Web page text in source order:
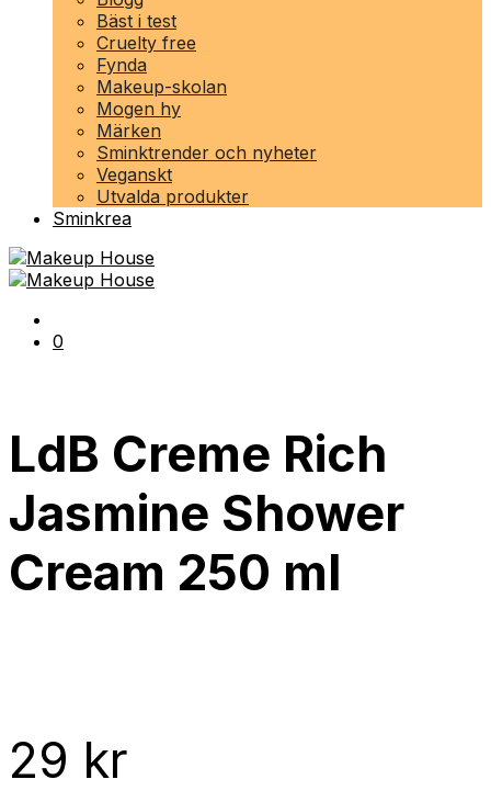
Bäst i test
Cruelty free
Fynda
Makeup-skolan
Mogen hy
Märken
Sminktrender och nyheter
Veganskt
Utvalda produkter
Sminkrea
0
LdB Creme Rich
Jasmine Shower
Cream 250 ml
29 kr